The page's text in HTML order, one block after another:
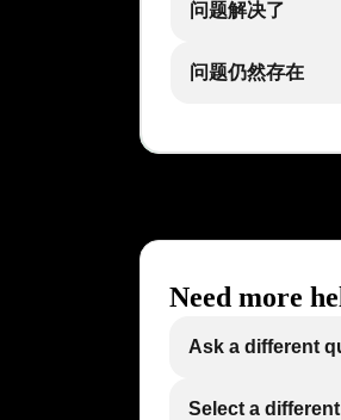
问题解决了
问题仍然存在
Need more
Ask a different
Select a